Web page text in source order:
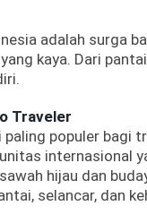
adalah surga
kaya. Dari
Traveler
populer bagi
internasional
hijau dan
selancar, dan